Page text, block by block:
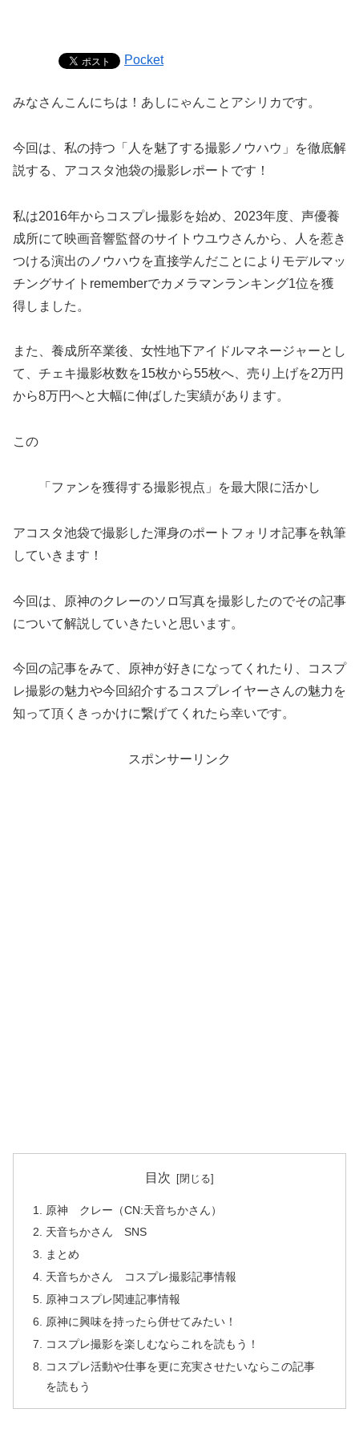
Pocket
みなさんこんにちは！あしにゃんことアシリカです。
今回は、私の持つ「人を魅了する撮影ノウハウ」を徹底解
説する、アコスタ池袋の撮影レポートです！
私は2016年からコスプレ撮影を始め、2023年度、声優養
成所にて映画音響監督のサイトウユウさんから、人を惹き
つける演出のノウハウを直接学んだことによりモデルマッ
チングサイトrememberでカメラマンランキング1位を獲
得しました。
また、養成所卒業後、女性地下アイドルマネージャーとし
て、チェキ撮影枚数を15枚から55枚へ、売り上げを2万円
から8万円へと大幅に伸ばした実績があります。
この
「ファンを獲得する撮影視点」を最大限に活かし
アコスタ池袋で撮影した渾身のポートフォリオ記事を執筆
していきます！
今回は、原神のクレーのソロ写真を撮影したのでその記事
について解説していきたいと思います。
今回の記事をみて、原神が好きになってくれたり、コスプ
レ撮影の魅力や今回紹介するコスプレイヤーさんの魅力を
知って頂くきっかけに繋げてくれたら幸いです。
スポンサーリンク
目次
原神 クレー（CN:天音ちかさん）
天音ちかさん SNS
まとめ
天音ちかさん コスプレ撮影記事情報
原神コスプレ関連記事情報
原神に興味を持ったら併せてみたい！
コスプレ撮影を楽しむならこれを読もう！
コスプレ活動や仕事を更に充実させたいならこの記事
を読もう